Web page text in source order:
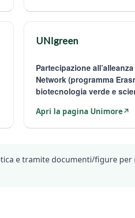
UNIgreen
Partecipazione
Network (programma
biotecnologia verde e
Apri la pagina Unimore↗
e tramite documenti/figure